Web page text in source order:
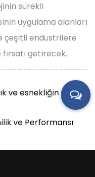
sürekli
uygulama alanları
çeşitli endüstrilere
getirecek.
ve esnekliğin
ve Performansı